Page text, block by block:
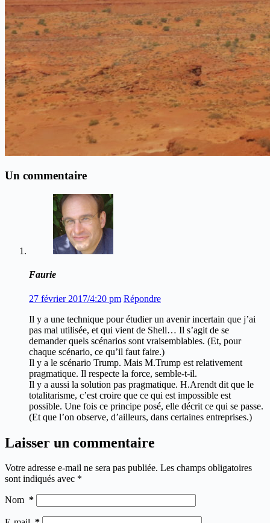
Un commentaire
Faurie
27 février 2017/4:20 pm Répondre
Il y a une technique pour étudier un avenir incertain que j’ai
pas mal utilisée, et qui vient de Shell… Il s’agit de se
demander quels scénarios sont vraisemblables. (Et, pour
chaque scénario, ce qu’il faut faire.)
Il y a le scénario Trump. Mais M.Trump est relativement
pragmatique. Il respecte la force, semble-t-il.
Il y a aussi la solution pas pragmatique. H.Arendt dit que le
totalitarisme, c’est croire que ce qui est impossible est
possible. Une fois ce principe posé, elle décrit ce qui se passe.
(Et que l’on observe, d’ailleurs, dans certaines entreprises.)
Laisser un commentaire
Votre adresse e-mail ne sera pas publiée. Les champs obligatoires
sont indiqués avec *
Nom *